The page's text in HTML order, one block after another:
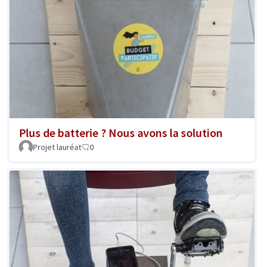
Plus de batterie ? Nous avons la solution
Projet lauréat 0